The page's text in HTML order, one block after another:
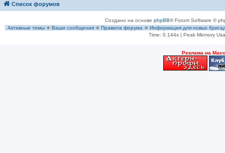
Список форумов
Создано на основе phpBB® Forum Software ©
Активные темы ✭ Ваши сообщения ✭ Правила форума ✭ Информация для новых
Time: 0.144s | Peak Memory
Рeклама на